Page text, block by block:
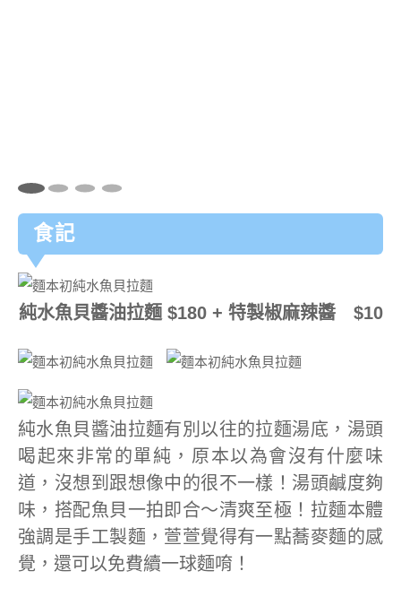
食記
純水魚貝醬油拉麵 $180 + 特製椒麻辣醬 $10
純水魚貝醬油拉麵有別以往的拉麵湯底，湯頭
喝起來非常的單純，原本以為會沒有什麼味
道，沒想到跟想像中的很不一樣！湯頭鹹度夠
味，搭配魚貝一拍即合～清爽至極！拉麵本體
強調是手工製麵，萱萱覺得有一點蕎麥麵的感
覺，還可以免費續一球麵唷！